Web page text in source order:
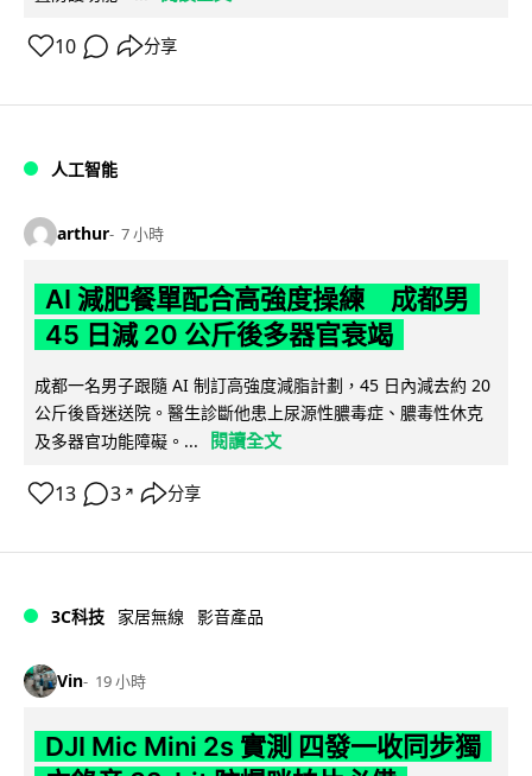
10 分享
人工智能
arthur 7 小時
AI 減肥餐單配合高強度操練 成都男
45 日減 20 公斤後多器官衰竭
成都一名男子跟隨 AI 制訂高強度減脂計劃，45 日內減去約 20
公斤後昏迷送院。醫生診斷他患上尿源性膿毒症、膿毒性休克
及多器官功能障礙。...
閱讀全文
13 3 ↗ 分享
3C科技 家居無線 影音產品
Vin 19 小時
DJI Mic Mini 2s 實測 四發一收同步獨